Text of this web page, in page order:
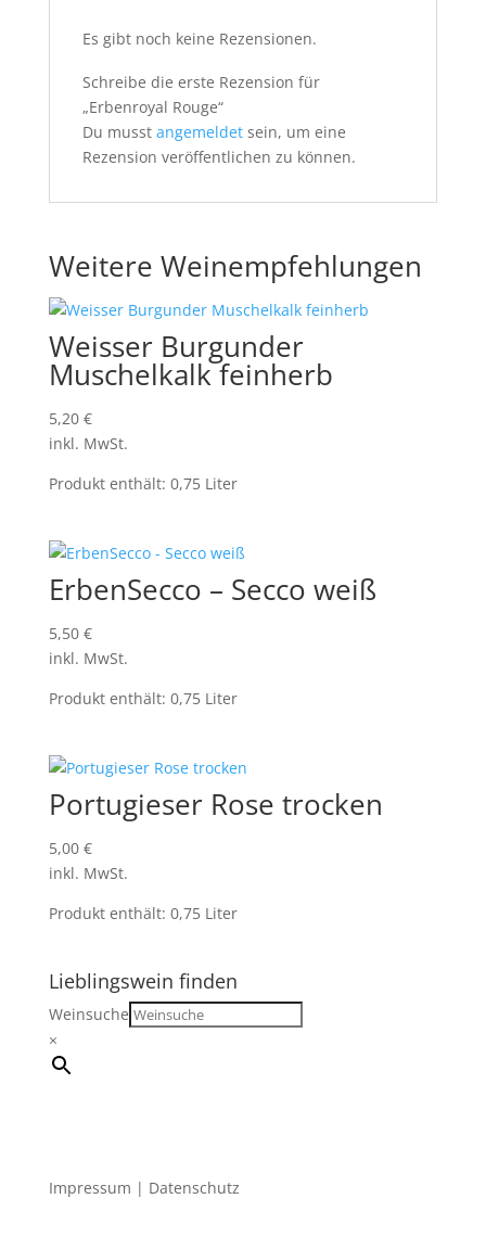
Es gibt noch keine Rezensionen.
Schreibe die erste Rezension für
„Erbenroyal Rouge“
Du musst angemeldetsein, um eine
Rezension veröffentlichen zu können.
Weitere Weinempfehlungen
Weisser Burgunder
Muschelkalk feinherb
5,20 €
inkl. MwSt.
Produkt enthält: 0,75 Liter
ErbenSecco – Secco weiß
5,50 €
inkl. MwSt.
Produkt enthält: 0,75 Liter
Portugieser Rose trocken
5,00 €
inkl. MwSt.
Produkt enthält: 0,75 Liter
Lieblingswein finden
Weinsuche
×
Impressum | Datenschutz